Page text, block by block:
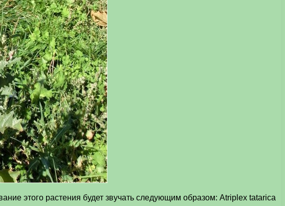
этого растения будет звучать следующим образом: Atriplex tatarica